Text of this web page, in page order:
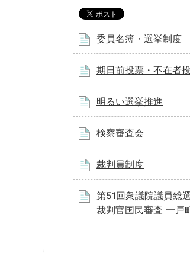
委員名簿・選挙制度
期日前投票・不在者
明るい選挙推進
検察審査会
裁判員制度
第51回衆議院議員総
裁判官国民審査 一戸